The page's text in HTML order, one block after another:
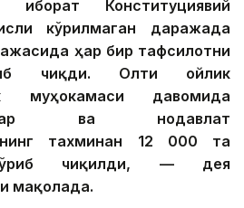
иборат Конституциявий
кўрилмаган даражада
ҳар бир тафсилотни
чиқди. Олти ойлик
муҳокамаси давомида
ва нодавлат
тахминан 12 000 та
чиқилди, — дея
мақолада.